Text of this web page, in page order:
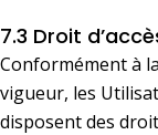
7.3 Droit
Conformément à
vigueur, les
disposent des